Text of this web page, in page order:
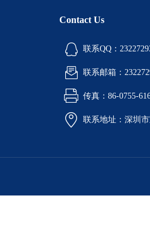
Contact Us
联系QQ：
联系邮箱：
传真：86-0755-
联系地址：深圳